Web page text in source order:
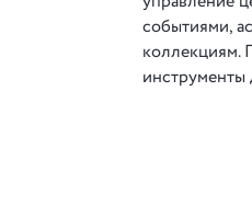
событиями,
коллекциям.
инструменты